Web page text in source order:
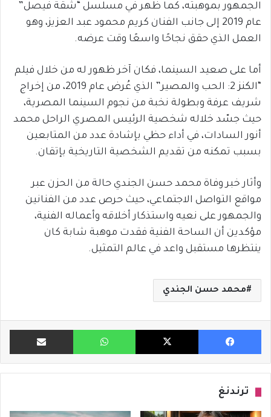
الجمهور بموهبته، كما ظهر في مسلسل “شقة فيصل”
عام 2019 إلى جانب الفنان كريم محمود عبد العزيز، وهو
العمل الذي حقق نجاحًا واسعًا وقت عرضه.
أما على صعيد السينما، فكان آخر ظهور له من خلال فيلم
“الكنز 2: الحب والمصير” الذي عُرض عام 2019، من إخراج
شريف عرفة وبطولة نخبة من نجوم السينما المصرية،
حيث جسّد خلاله شخصية الرئيس المصري الراحل محمد
أنور السادات، في أداء حظي بإشادة عدد من المتابعين
بسبب تمكنه من تقديم الشخصية التاريخية بإتقان.
وأثار خبر وفاة محمد حسن الجندي حالة من الحزن عبر
مواقع التواصل الاجتماعي، حيث حرص عدد من الفنانين
والجمهور على نعيه واستذكار أخلاقه وأعماله الفنية،
مؤكدين أن الساحة الفنية فقدت موهبة شابة كان
ينتظرها مستقبل واعد في عالم التمثيل.
محمد حسن الجندي
فيسبوك X واتساب مشاركة
ترندنغ